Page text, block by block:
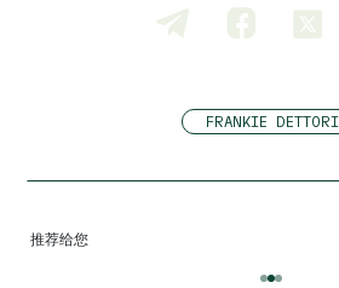
FRANKIE DETTORI
推荐给您